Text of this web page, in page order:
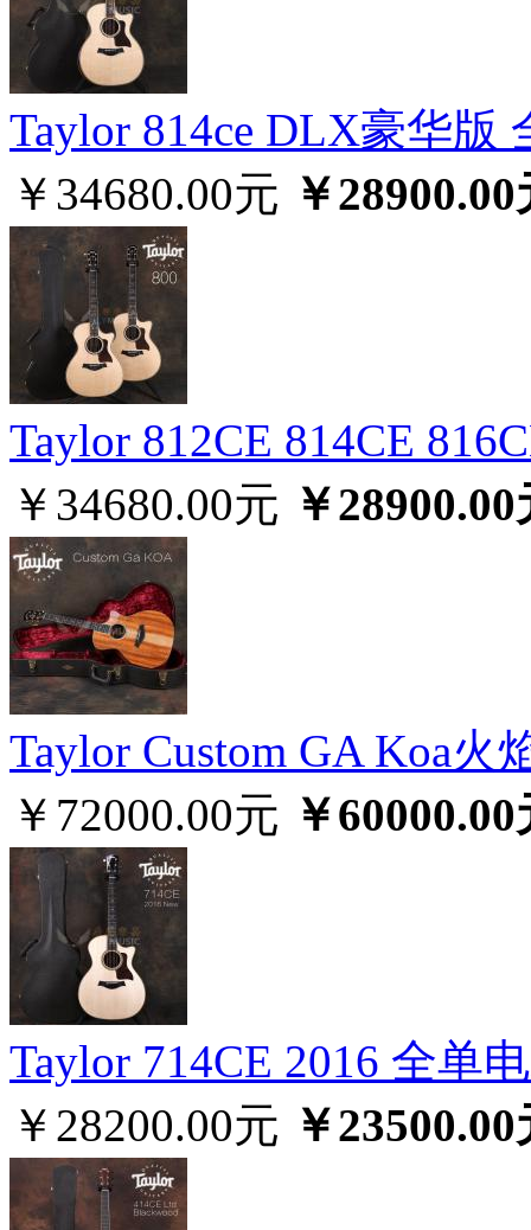
Taylor 814ce DLX豪华版
￥34680.00元 ￥28900.00
Taylor 812CE 814CE
￥34680.00元 ￥28900.00
Taylor Custom GA Koa
￥72000.00元 ￥60000.00
Taylor 714CE 2016 全单
￥28200.00元 ￥23500.00